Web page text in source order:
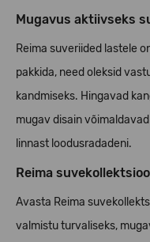
Mugavus aktiivseks
Reima suveriided lastele
pakkida, need oleksid
kandmiseks. Hingavad
mugav disain
linnast loodusradadeni.
Reima
Avasta Reima
valmistu turvaliseks,